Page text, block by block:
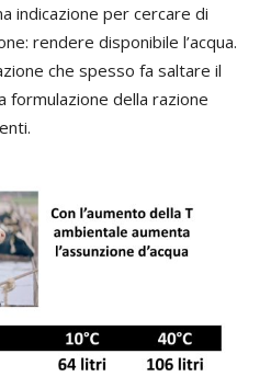
indicazione per cercare di
rendere disponibile l’acqua.
che spesso fa saltare il
formulazione della razione